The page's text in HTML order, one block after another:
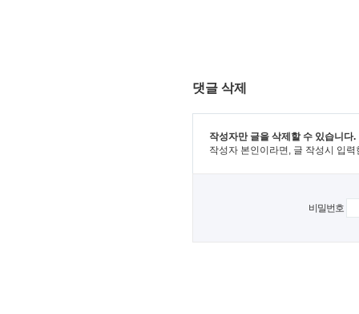
댓글 삭제
작성자만 글을 삭제할 수 있습니다.
작성자 본인이라면, 글 작성시 입
비밀번호